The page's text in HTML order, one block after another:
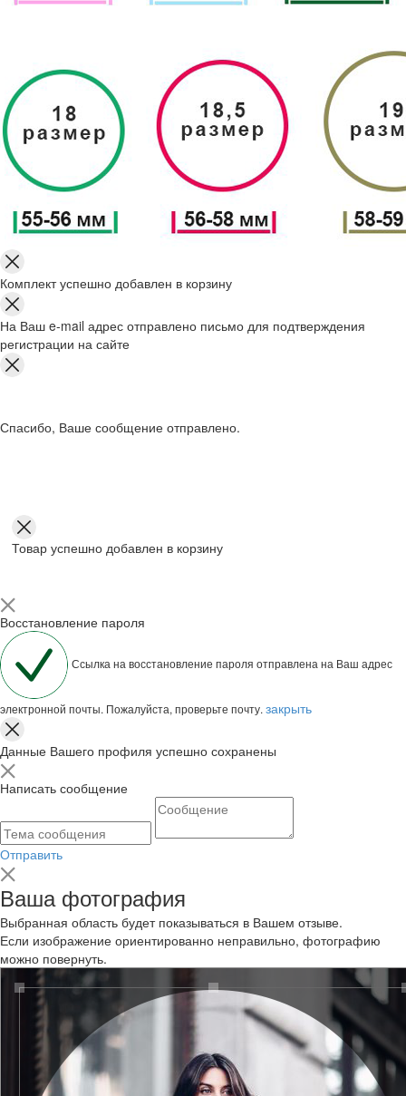
Комплект успешно добавлен в корзину
На Ваш e-mail адрес отправлено письмо для подтверждения
регистрации на сайте
Спасибо, Ваше сообщение отправлено.
Товар успешно добавлен в корзину
Восстановление пароля
Ссылка на восстановление пароля отправлена на Ваш адрес
электронной почты. Пожалуйста, проверьте почту. закрыть
Данные Вашего профиля успешно сохранены
Написать сообщение
Отправить
Ваша фотография
Выбранная область будет показываться в Вашем отзыве.
Если изображение ориентированно неправильно, фотографию
можно повернуть.